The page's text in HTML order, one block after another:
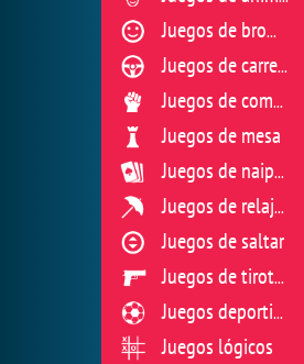
Juegos de broma
Juegos de carreras
Juegos de combate
Juegos de mesa
Juegos de naipes
Juegos de relajación
Juegos de saltar
Juegos de tiroteo
Juegos deportivos
Juegos lógicos